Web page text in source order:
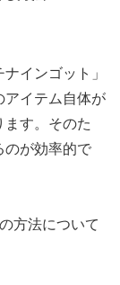
インゴット」
アイテム自体が
す。そのた
のが効率的で
方法について